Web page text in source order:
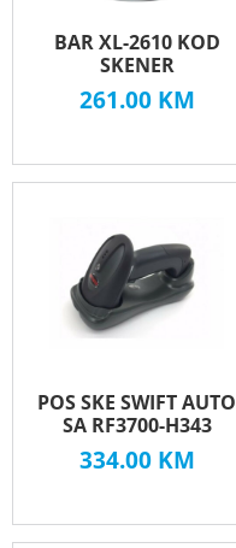
BAR XL-2610 KOD
SKENER
261.00 KM
POS SKE SWIFT AUTO
SA RF3700-H343
334.00 KM